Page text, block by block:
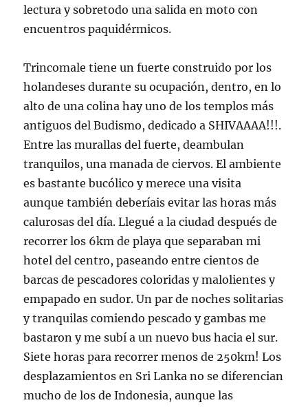
lectura y sobretodo una salida en moto con
encuentros paquidérmicos.
Trincomale tiene un fuerte construido por los
holandeses durante su ocupación, dentro, en lo
alto de una colina hay uno de los templos más
antiguos del Budismo, dedicado a SHIVAAAA!!!.
Entre las murallas del fuerte, deambulan
tranquilos, una manada de ciervos. El ambiente
es bastante bucólico y merece una visita
aunque también deberíais evitar las horas más
calurosas del día. Llegué a la ciudad después de
recorrer los 6km de playa que separaban mi
hotel del centro, paseando entre cientos de
barcas de pescadores coloridas y malolientes y
empapado en sudor. Un par de noches solitarias
y tranquilas comiendo pescado y gambas me
bastaron y me subí a un nuevo bus hacia el sur.
Siete horas para recorrer menos de 250km! Los
desplazamientos en Sri Lanka no se diferencian
mucho de los de Indonesia, aunque las